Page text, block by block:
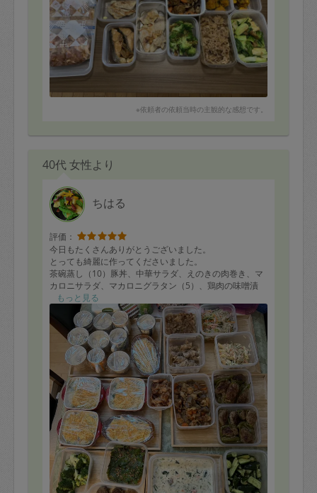
※依頼者の依頼当時の主観的な感想です。
40代 女性より
ちはる
評価：
今日もたくさんありがとうございました。
とっても綺麗に作ってくださいました。
茶碗蒸し（10）豚丼、中華サラダ、えのきの肉巻き、マ
カロニサラダ、マカロニグラタン（5）、鶏肉の味噌漬
け、筑前煮、ピーマンの肉詰め、ブロッコリー、大葉の
醤油漬け、椎茸の肉詰め、サーモンクリームパスタのソ
ース、胡瓜の中華漬け
またよろしくお願いします
もっと見る